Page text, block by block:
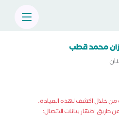
محمد قطب
من خلال اكشف لهذه العيادة،
اظهار بيانات الاتصال: